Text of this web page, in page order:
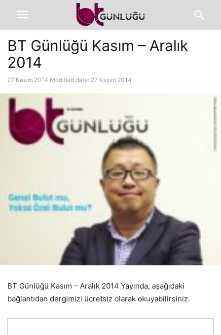
BT Günlüğü Kasım – Aralık
2014
27 Kasım 2014 Modified date: 27 Kasım 2014
BT Günlüğü Kasım – Aralık 2014 Yayında, aşağıdaki
bağlantıdan dergimizi ücretsiz olarak okuyabilirsiniz.